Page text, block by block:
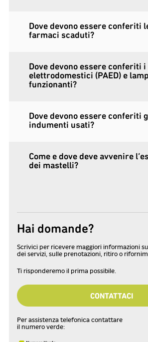
Dove devono essere conferiti
farmaci scaduti?
Dove devono essere conferiti
elettrodomestici (PAED) e
funzionanti?
Dove devono essere conferiti
indumenti usati?
Come e dove deve avvenire
dei mastelli?
Hai domande?
Scrivici per ricevere maggiori informazioni
dei servizi, sulle prenotazioni, ritiro o
Ti risponderemo il prima possibile.
CONTATTACI
Per assistenza telefonica contattare
il numero verde: